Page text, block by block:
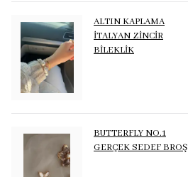
ALTIN KAPLAMA
İTALYAN ZİNCİR
BİLEKLİK
BUTTERFLY NO.1
GERÇEK SEDEF BROŞ